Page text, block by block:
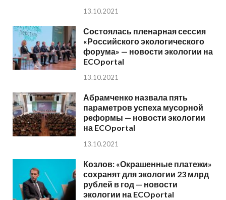
13.10.2021
Состоялась пленарная сессия
«Российского экологического
форума» — новости экологии на
ECOportal
13.10.2021
Абрамченко назвала пять
параметров успеха мусорной
реформы — новости экологии
на ECOportal
13.10.2021
Козлов: «Окрашенные платежи»
сохранят для экологии 23 млрд
рублей в год — новости
экологии на ECOportal